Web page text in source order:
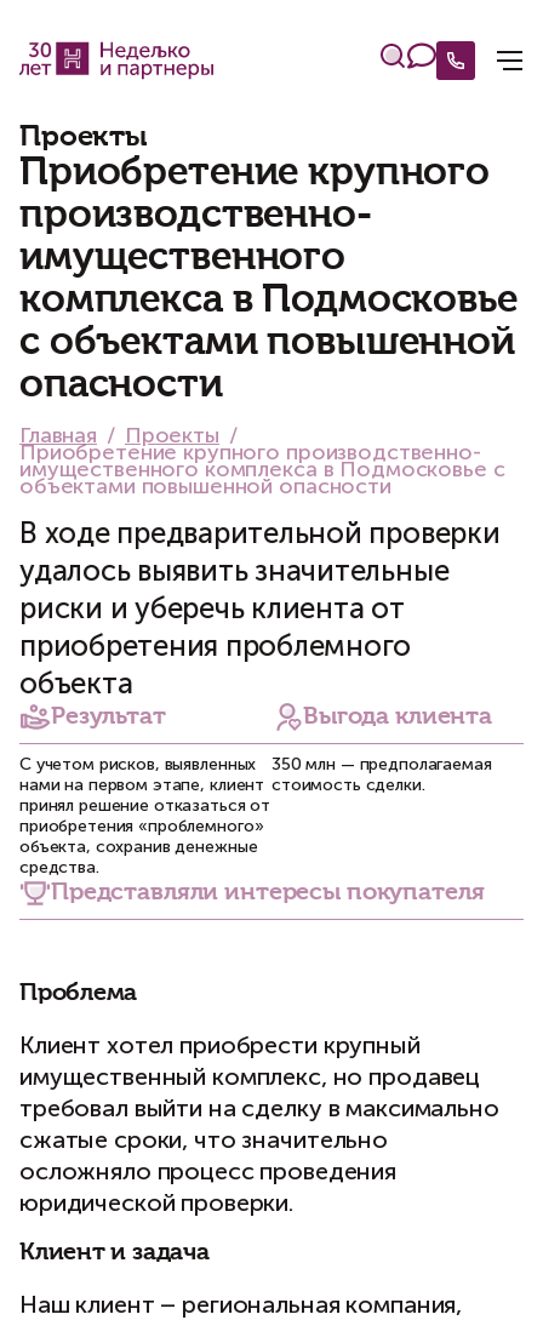
Проекты
Приобретение крупного
производственно-
имущественного
комплекса в Подмосковье
с объектами повышенной
опасности
Главная Проекты
Приобретение крупного производственно-
имущественного комплекса в Подмосковье с
объектами повышенной опасности
В ходе предварительной проверки
удалось выявить значительные
риски и уберечь клиента от
приобретения проблемного
объекта
Результат
С учетом рисков, выявленных
нами на первом этапе, клиент
принял решение отказаться от
приобретения «проблемного»
объекта, сохранив денежные
средства.
Выгода клиента
350 млн — предполагаемая
стоимость сделки.
Представляли интересы покупателя
Проблема
Клиент хотел приобрести крупный
имущественный комплекс, но продавец
требовал выйти на сделку в максимально
сжатые сроки, что значительно
осложняло процесс проведения
юридической проверки.
Клиент и задача
Наш клиент – региональная компания,